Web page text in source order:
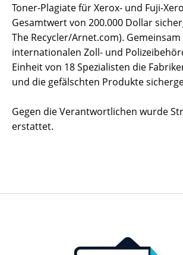
Toner-Plagiate für Xerox- und Fuji-
Gesamtwert von 200.000 Dollar
The Recycler/Arnet.com).
internationalen Zoll- und
Einheit von 18 Spezialisten die
und die gefälschten Produkte
Gegen die Verantwortlichen wurde
erstattet.